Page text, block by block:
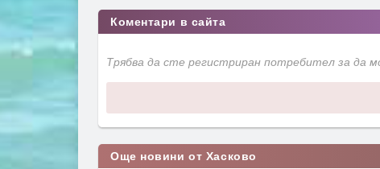
Коментари в сайта
Трябва да сте регистриран потребител за да
Още новини от Хасково